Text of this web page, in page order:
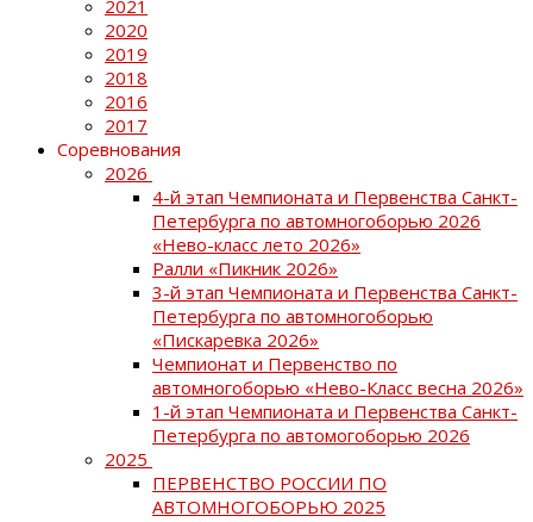
2021
2020
2019
2018
2016
2017
Соревнования
2026
4-й этап Чемпионата и Первенства Санкт-
Петербурга по автомногоборью 2026
«Нево-класс лето 2026»
Ралли «Пикник 2026»
3-й этап Чемпионата и Первенства Санкт-
Петербурга по автомногоборью
«Пискаревка 2026»
Чемпионат и Первенство по
автомногоборью «Нево-Класс весна 2026»
1-й этап Чемпионата и Первенства Санкт-
Петербурга по автомогоборью 2026
2025
ПЕРВЕНСТВО РОССИИ ПО
АВТОМНОГОБОРЬЮ 2025